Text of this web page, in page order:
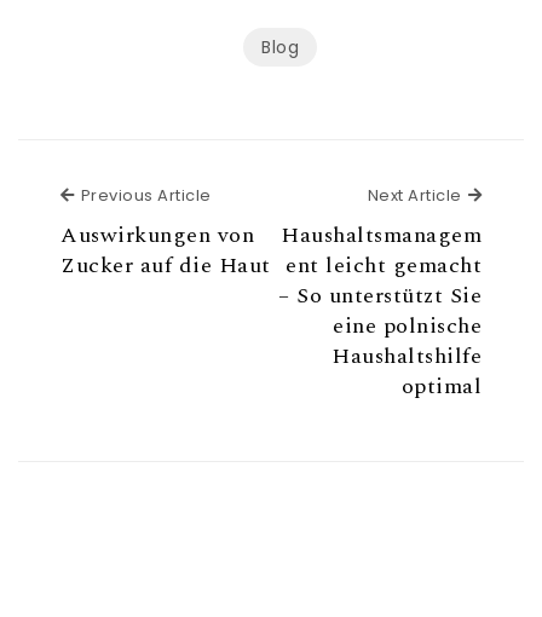
Blog
Previous Article
Auswirkungen von
Zucker auf die Haut
Next Article Next
Haushaltsmanagem
ent leicht gemacht
– So unterstützt Sie
eine polnische
Haushaltshilfe
optimal